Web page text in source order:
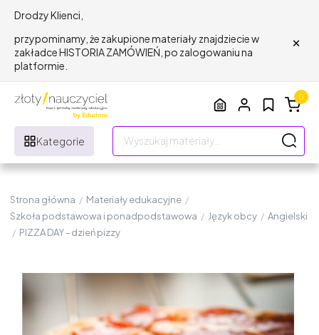
Drodzy Klienci,
przypominamy, że zakupione materiały znajdziecie w
zakładce HISTORIA ZAMÓWIEŃ, po zalogowaniu na
platformie.
×
Kategorie
0
Strona główna / Materiały edukacyjne /
Szkoła podstawowa i ponadpodstawowa / Język obcy / Angielski
/ PIZZA DAY - dzień pizzy